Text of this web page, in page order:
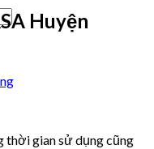
Huyện
thời gian sử dụng cũng